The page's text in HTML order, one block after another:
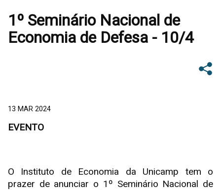
1º Seminário Nacional de
Economia de Defesa - 10/4
13 MAR 2024
EVENTO
O Instituto de Economia da Unicamp tem o
prazer de anunciar o 1º Seminário Nacional de